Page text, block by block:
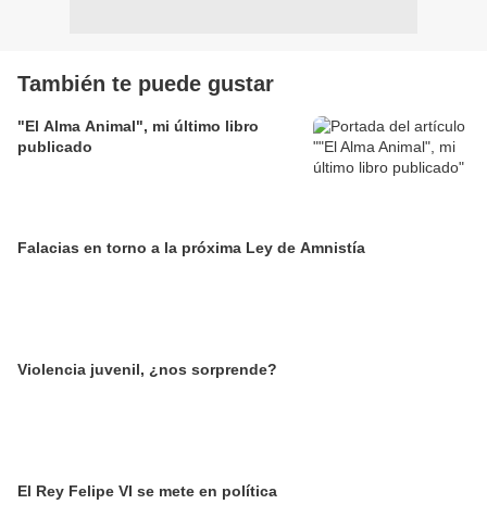
También te puede gustar
"El Alma Animal", mi último libro
publicado
Falacias en torno a la próxima Ley de Amnistía
Violencia juvenil, ¿nos sorprende?
El Rey Felipe VI se mete en política